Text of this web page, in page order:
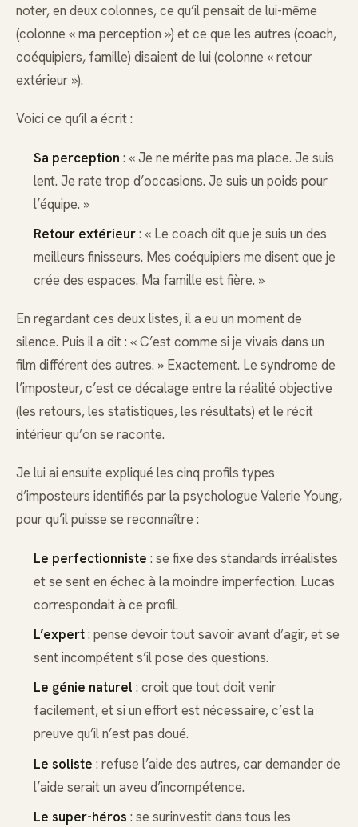
noter, en deux colonnes, ce qu’il pensait de lui-même
(colonne « ma perception ») et ce que les autres (coach,
coéquipiers, famille) disaient de lui (colonne « retour
extérieur »).
Voici ce qu’il a écrit :
Sa perception : « Je ne mérite pas ma place. Je suis
lent. Je rate trop d’occasions. Je suis un poids pour
l’équipe. »
Retour extérieur: « Le coach dit que je suis un des
meilleurs finisseurs. Mes coéquipiers me disent que je
crée des espaces. Ma famille est fière. »
En regardant ces deux listes, il a eu un moment de
silence. Puis il a dit : « C’est comme si je vivais dans un
film différent des autres. » Exactement. Le syndrome de
l’imposteur, c’est ce décalage entre la réalité objective
(les retours, les statistiques, les résultats) et le récit
intérieur qu’on se raconte.
Je lui ai ensuite expliqué les cinq profils types
d’imposteurs identifiés par la psychologue Valerie Young,
pour qu’il puisse se reconnaître :
Le perfectionniste : se fixe des standards irréalistes
et se sent en échec à la moindre imperfection. Lucas
correspondait à ce profil.
L’expert: pense devoir tout savoir avant d’agir, et se
sent incompétent s’il pose des questions.
Le génie naturel : croit que tout doit venir
facilement, et si un effort est nécessaire, c’est la
preuve qu’il n’est pas doué.
Le soliste : refuse l’aide des autres, car demander de
l’aide serait un aveu d’incompétence.
Le super-héros : se surinvestit dans tous les